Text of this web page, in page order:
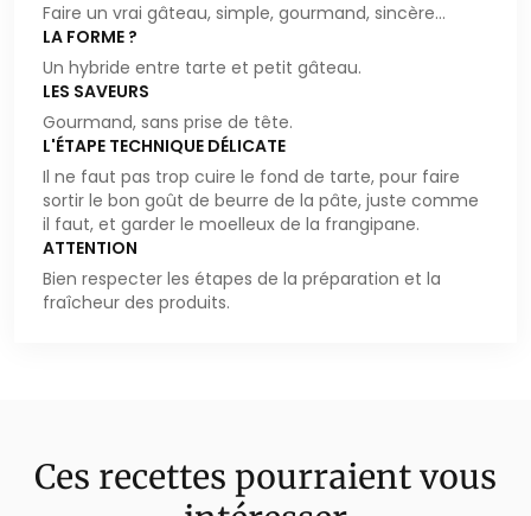
Faire un vrai gâteau, simple, gourmand, sincère...
LA FORME ?
Un hybride entre tarte et petit gâteau.
LES SAVEURS
Gourmand, sans prise de tête.
L'ÉTAPE TECHNIQUE DÉLICATE
Il ne faut pas trop cuire le fond de tarte, pour faire
sortir le bon goût de beurre de la pâte, juste comme
il faut, et garder le moelleux de la frangipane.
ATTENTION
Bien respecter les étapes de la préparation et la
fraîcheur des produits.
Ces recettes pourraient vous